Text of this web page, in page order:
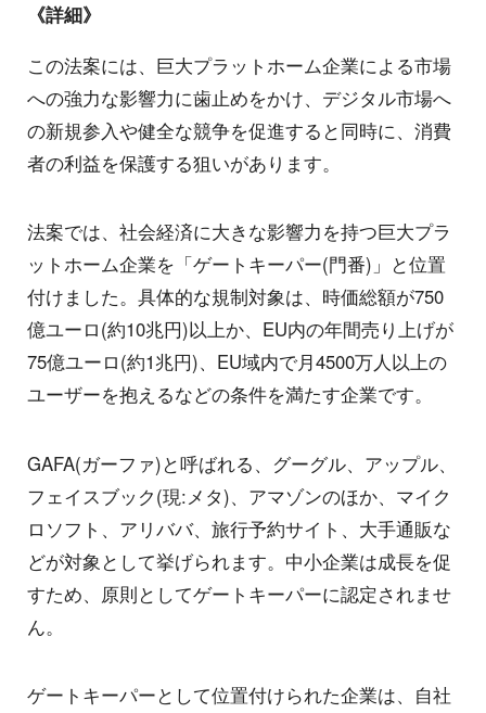
《詳細》
この法案には、巨大プラットホーム企業による市場
への強力な影響力に歯止めをかけ、デジタル市場へ
の新規参入や健全な競争を促進すると同時に、消費
者の利益を保護する狙いがあります。
法案では、社会経済に大きな影響力を持つ巨大プラ
ットホーム企業を「ゲートキーパー(門番)」と位置
付けました。具体的な規制対象は、時価総額が750
億ユーロ(約10兆円)以上か、EU内の年間売り上げが
75億ユーロ(約1兆円)、EU域内で月4500万人以上の
ユーザーを抱えるなどの条件を満たす企業です。
GAFA(ガーファ)と呼ばれる、グーグル、アップル、
フェイスブック(現:メタ)、アマゾンのほか、マイク
ロソフト、アリババ、旅行予約サイト、大手通販な
どが対象として挙げられます。中小企業は成長を促
すため、原則としてゲートキーパーに認定されませ
ん。
ゲートキーパーとして位置付けられた企業は、自社